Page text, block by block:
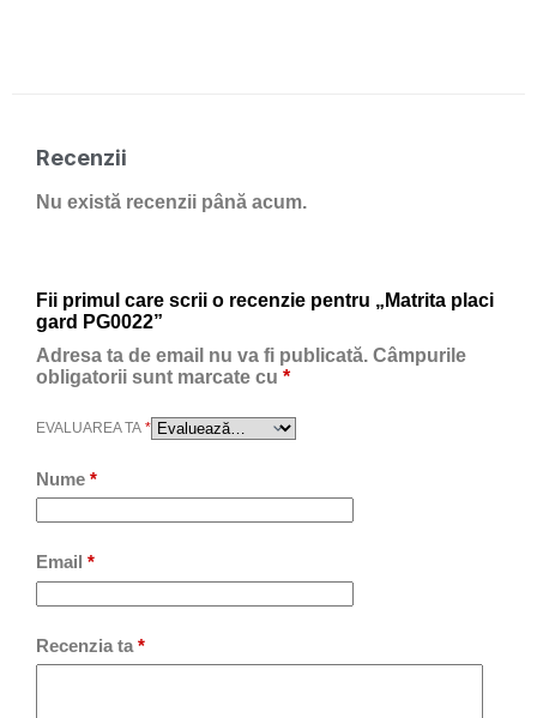
Recenzii
Nu există recenzii până acum.
Fii primul care scrii o recenzie pentru „Matrita placi
gard PG0022”
Adresa ta de email nu va fi publicată. Câmpurile
obligatorii sunt marcate cu *
EVALUAREA TA *
Nume *
Email *
Recenzia ta *